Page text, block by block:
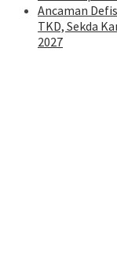
Ancaman
TKD, Sekda
2027